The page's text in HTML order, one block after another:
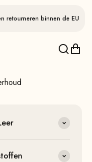
retourneren binnen de EU
antwoorden.